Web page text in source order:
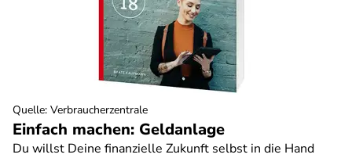
Einfach machen: Geldanlage
Du willst Deine finanzielle Zukunft selbst in die Hand
Quelle: Verbraucherzentrale